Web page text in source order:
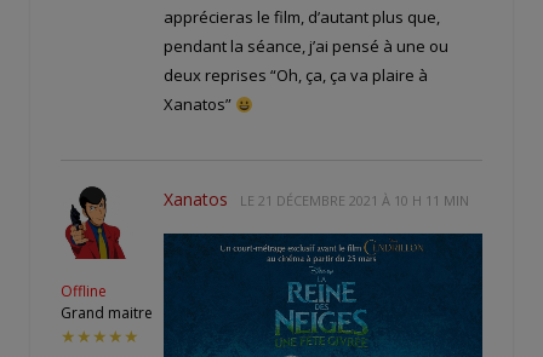
apprécieras le film, d’autant plus que,
pendant la séance, j’ai pensé à une ou
deux reprises “Oh, ça, ça va plaire à
Xanatos”
Offline
Grand maitre
★★★★★
Xanatos LE 21 DÉCEMBRE 2021 À 10 H 11 MIN